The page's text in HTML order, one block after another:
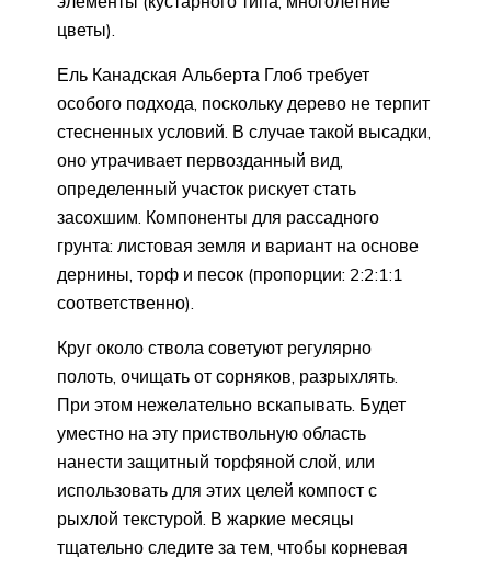
цветы).
Ель Канадская Альберта Глоб требует
особого подхода, поскольку дерево не терпит
стесненных условий. В случае такой высадки,
оно утрачивает первозданный вид,
определенный участок рискует стать
засохшим. Компоненты для рассадного
грунта: листовая земля и вариант на основе
дернины, торф и песок (пропорции: 2:2:1:1
соответственно).
Круг около ствола советуют регулярно
полоть, очищать от сорняков, разрыхлять.
При этом нежелательно вскапывать. Будет
уместно на эту приствольную область
нанести защитный торфяной слой, или
использовать для этих целей компост с
рыхлой текстурой. В жаркие месяцы
тщательно следите за тем, чтобы корневая